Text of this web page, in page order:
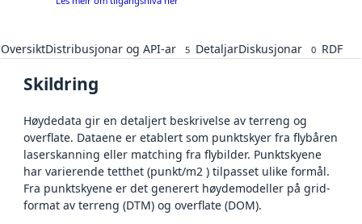
OversiktDistribusjonar og API-ar 5 DetaljarDiskusjonar 0 RDF
Skildring
Høydedata gir en detaljert beskrivelse av terreng og
overflate. Dataene er etablert som punktskyer fra flybåren
laserskanning eller matching fra flybilder. Punktskyene
har varierende tetthet (punkt/m2 ) tilpasset ulike formål.
Fra punktskyene er det generert høydemodeller på grid-
format av terreng (DTM) og overflate (DOM).